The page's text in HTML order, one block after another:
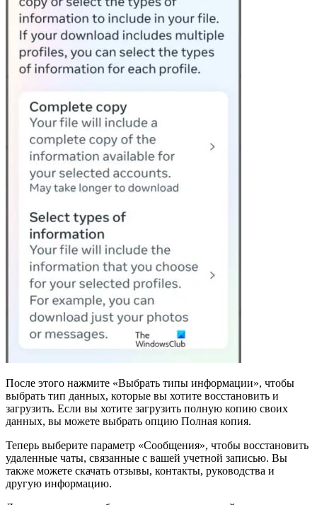
После этого нажмите «Выбрать типы информации», чтобы
выбрать тип данных, которые вы хотите восстановить и
загрузить. Если вы хотите загрузить полную копию своих
данных, вы можете выбрать опцию Полная копия.
Теперь выберите параметр «Сообщения», чтобы восстановить
удаленные чаты, связанные с вашей учетной записью. Вы
также можете скачать отзывы, контакты, руководства и
другую информацию.